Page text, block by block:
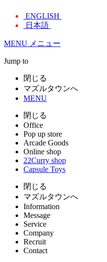
ENGLISH
日本語
MENU メニュー
Jump to
閉じる
マズルタウンへ
MENU
閉じる
Office
Pop up store
Arcade Goods
Online shop
22Curry shop
Capsule Toys
閉じる
マズルタウンへ
Information
Message
Service
Company
Recruit
Contact